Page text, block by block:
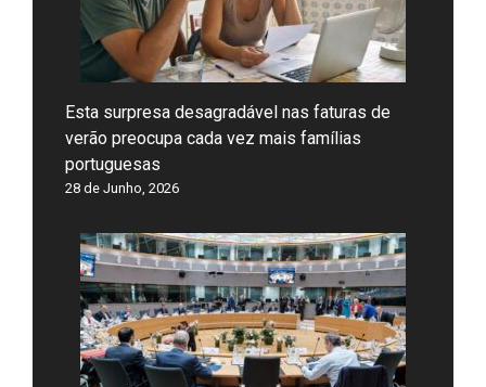
Esta surpresa desagradável nas faturas de
verão preocupa cada vez mais famílias
portuguesas
28 de Junho, 2026